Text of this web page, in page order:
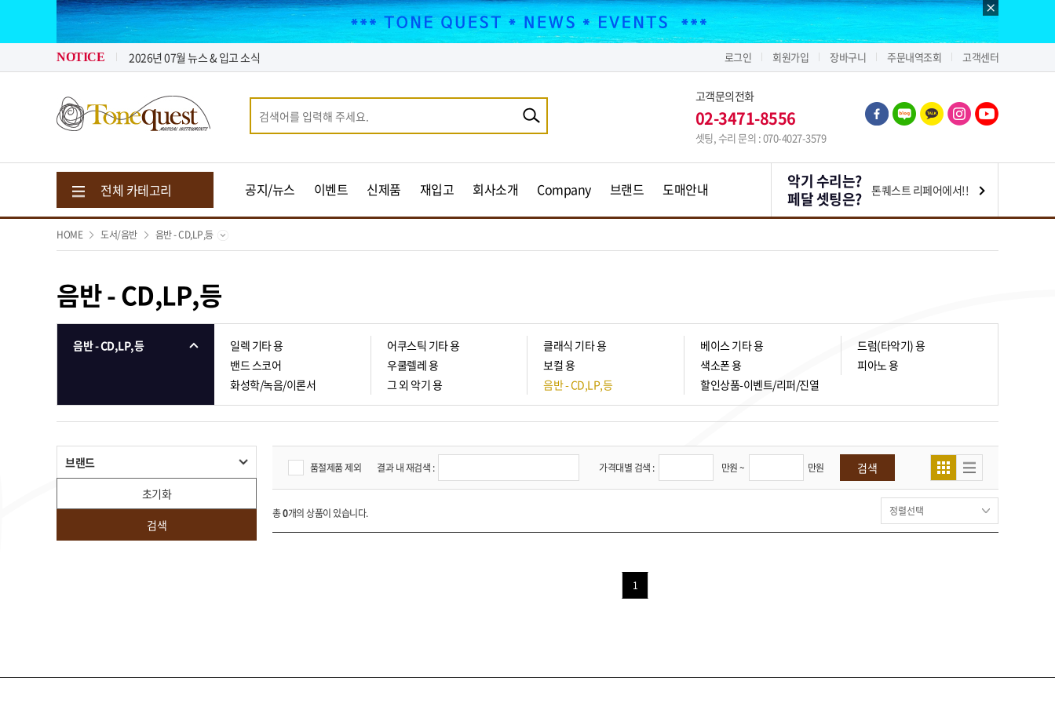
NOTICE
2026년 08월 뉴스 & 입고 소식
2026년 07월 뉴스 & 입고 소식
2026년 08월 뉴스 & 입고 소식
로그인 회원가입 장바구니 주문내역조회 고객센터
고객문의전화
02-3471-8556
셋팅, 수리 문의 : 070-4027-3579
전체 카테고리 공지/뉴스 이벤트 신제품 재입고 회사소개 Company 브랜드 도매안내
악기 수리는?
페달 셋팅은?
톤퀘스트 리페어에서!!
HOME 도서/음반 음반 - CD,LP,등
음반 - CD,LP,등
음반 - CD,LP,등 일렉 기타 용 어쿠스틱 기타 용 클래식 기타 용 베이스 기타 용
드럼(타악기) 용
밴드 스코어
우쿨렐레 용 보컬 용 색소폰 용
피아노 용
화성학/녹음/이론서
그 외 악기 용 음반 - CD,LP,등 할인상품-이벤트/리퍼/진열
브랜드
초기화
검색
품절제품 제외 결과 내 재검색 : 가격대별 검색 : 만원 ~ 만원 검색
총0개의 상품이 있습니다.
1